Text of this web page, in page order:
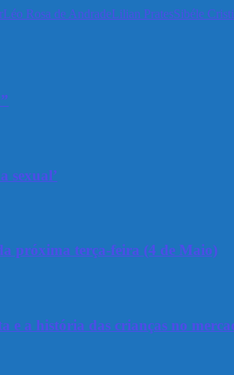
Léo Rosa de AndradeLilian PratesSibéle
sexual’
próxima terça-feira (4 de Maio)
a história das crianças no